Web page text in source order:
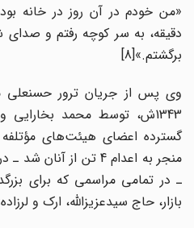
دقیقه، به سر کوچه رفتم و صدای
برگشتم.»[8]
وی پس از جریان ترور حسنعلی
1343ش، توسط محمد بخارایی
گسترده اعضای هیئت‌های مؤتلفه
ـ در تمامی مراسمی که برای
بازار، حاج سیدعزیزالله، ارک و